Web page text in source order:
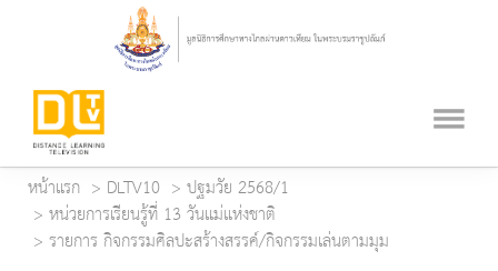
หน้าแรก DLTV10
ปฐมวัย 2568/1
หน่วยการเรียนรู้ที่ 13 วันแม่แห่งชาติ
รายการ กิจกรรมศิลปะสร้างสรรค์/กิจกรรมเล่นตามมุม